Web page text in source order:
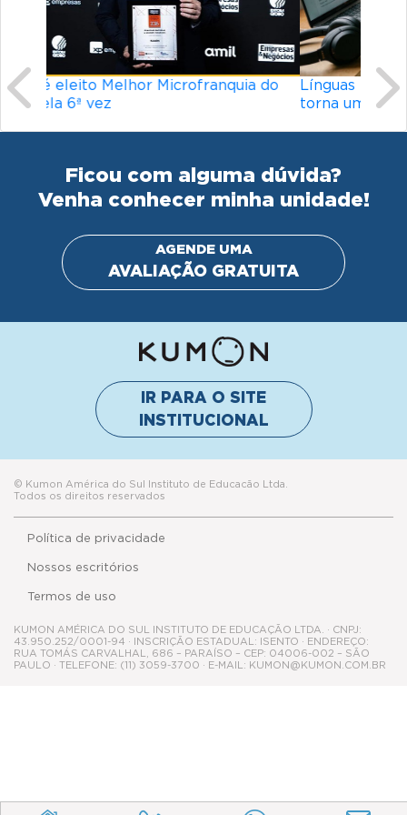
Línguas mais difíceis do mundo: o que
torna um idioma desafiador?
Ficou com alguma dúvida?
Venha conhecer minha unidade!
AGENDE UMA
AVALIAÇÃO GRATUITA
IR PARA O SITE
INSTITUCIONAL
© Kumon América do Sul Instituto de Educacão Ltda.
Todos os direitos reservados
Política de privacidade
Termos de uso
Nossos escritórios
KUMON AMÉRICA DO SUL INSTITUTO DE EDUCAÇÃO LTDA. · CNPJ:
43.950.252/0001-94 · INSCRIÇÃO ESTADUAL: ISENTO · ENDEREÇO:
RUA TOMÁS CARVALHAL, 686 – PARAÍSO – CEP: 04006-002 – SÃO
PAULO · TELEFONE: (11) 3059-3700 · E-MAIL: KUMON@KUMON.COM.BR